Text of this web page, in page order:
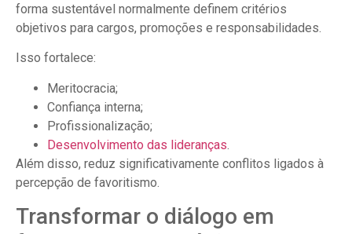
forma sustentável normalmente definem critérios
objetivos para cargos, promoções e responsabilidades.
Isso fortalece:
Meritocracia;
Confiança interna;
Profissionalização;
Desenvolvimento das lideranças
Além disso, reduz significativamente conflitos ligados à
percepção de favoritismo.
Transformar o diálogo em